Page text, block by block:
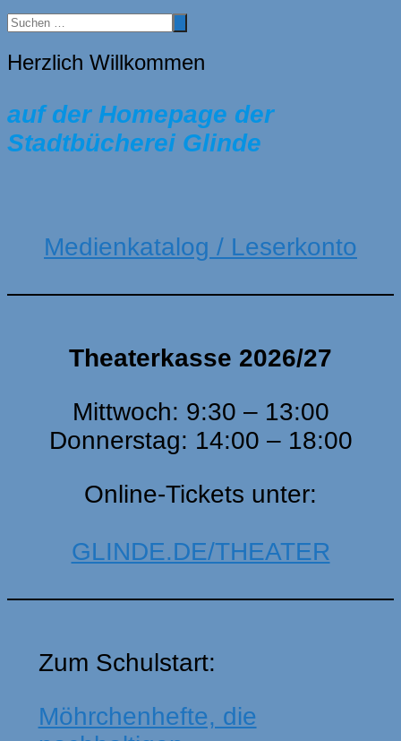
Herzlich Willkommen
auf der Homepage der
Stadtbücherei Glinde
Medienkatalog / Leserkonto
Theaterkasse 2026/27
Mittwoch: 9:30 – 13:00
Donnerstag: 14:00 – 18:00
Online-Tickets unter:
GLINDE.DE/THEATER
Zum Schulstart:
Möhrchenhefte, die